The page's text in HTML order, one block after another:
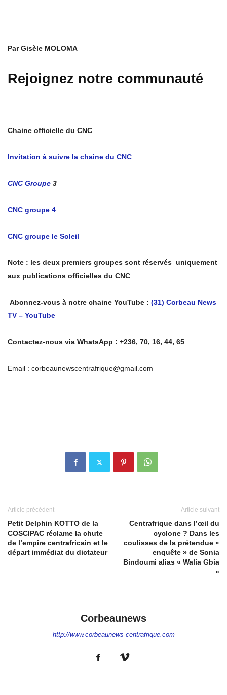
Par Gisèle MOLOMA
Rejoignez notre communauté
Chaine officielle du CNC
Invitation à suivre la chaine du CNC
CNC Groupe 3
CNC groupe 4
CNC groupe le Soleil
Note : les deux premiers groupes sont réservés uniquement
aux publications officielles du CNC
Abonnez-vous à notre chaine YouTube : (31) Corbeau News
TV – YouTube
Contactez-nous via WhatsApp : +236, 70, 16, 44, 65
Email : corbeaunewscentrafrique@gmail.com
Article précédent
Petit Delphin KOTTO de la
COSCIPAC réclame la chute
de l’empire centrafricain et le
départ immédiat du dictateur
Article suivant
Centrafrique dans l’œil du
cyclone ? Dans les
coulisses de la prétendue «
enquête » de Sonia
Bindoumi alias « Walia Gbia
»
Corbeaunews
http://www.corbeaunews-centrafrique.com